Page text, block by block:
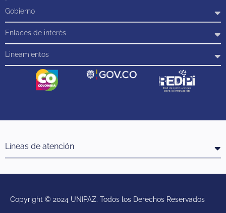
Gobierno
Enlaces de interés
Lineamientos
Líneas de atención
Copyright © 2024 UNIPAZ. Todos los Derechos Reservados